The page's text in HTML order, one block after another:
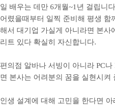
일 배우는 데만 6개월~1년 걸립니
어렸을때부터 일찍 준비해 평생 함
해서 대기업 가실게 아니라면 본사
리트 있다 확실히 자신합니다.
편의점 알바나 서빙이 아니라 PC
면 본사는 어려분의 꿈을 실현시켜
인생 설계에 대해 고민을 한다면